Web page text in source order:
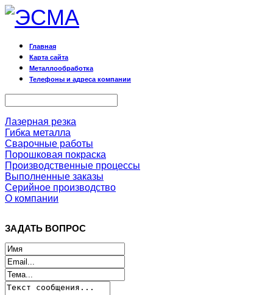
Главная
Карта сайта
Металлообработка
Телефоны и адреса компании
Лазерная резка
Гибка металла
Сварочные работы
Порошковая покраска
Производственные процессы
Выполненные заказы
Серийное производство
О компании
ЗАДАТЬ ВОПРОС